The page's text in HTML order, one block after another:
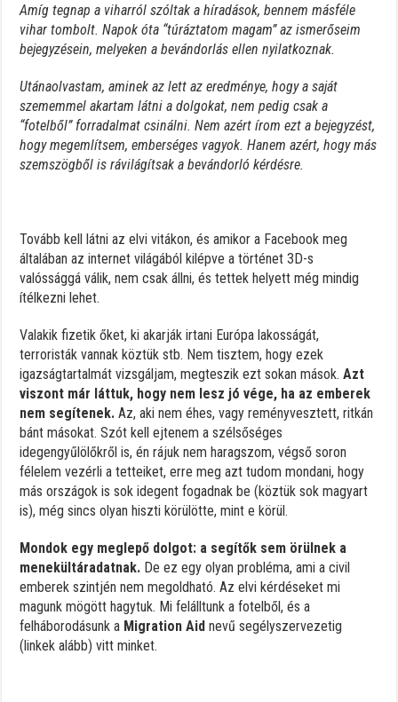
Amíg tegnap a viharról szóltak a híradások, bennem másféle
vihar tombolt. Napok óta “túráztatom magam” az ismerőseim
bejegyzésein, melyeken a bevándorlás ellen nyilatkoznak.
Utánaolvastam, aminek az lett az eredménye, hogy a saját
szememmel akartam látni a dolgokat, nem pedig csak a
“fotelből” forradalmat csinálni. Nem azért írom ezt a bejegyzést,
hogy megemlítsem, emberséges vagyok. Hanem azért, hogy más
szemszögből is rávilágítsak a bevándorló kérdésre.
Tovább kell látni az elvi vitákon, és amikor a Facebook meg
általában az internet világából kilépve a történet 3D-s
valóssággá válik, nem csak állni, és tettek helyett még mindig
ítélkezni lehet.
Valakik fizetik őket, ki akarják irtani Európa lakosságát,
terroristák vannak köztük stb. Nem tisztem, hogy ezek
igazságtartalmát vizsgáljam, megteszik ezt sokan mások.Azt
viszont már láttuk, hogy nem lesz jó vége, ha az emberek
nem segítenek. Az, aki nem éhes, vagy reményvesztett, ritkán
bánt másokat. Szót kell ejtenem a szélsőséges
idegengyűlölőkről is, én rájuk nem haragszom, végső soron
félelem vezérli a tetteiket, erre meg azt tudom mondani, hogy
más országok is sok idegent fogadnak be (köztük sok magyart
is), még sincs olyan hiszti körülötte, mint e körül.
Mondok egy meglepő dolgot: a segítők sem örülnek a
menekültáradatnak. De ez egy olyan probléma, ami a civil
emberek szintjén nem megoldható. Az elvi kérdéseket mi
magunk mögött hagytuk. Mi felálltunk a fotelből, és a
felháborodásunk a Migration Aid nevű segélyszervezetig
(linkek alább) vitt minket.